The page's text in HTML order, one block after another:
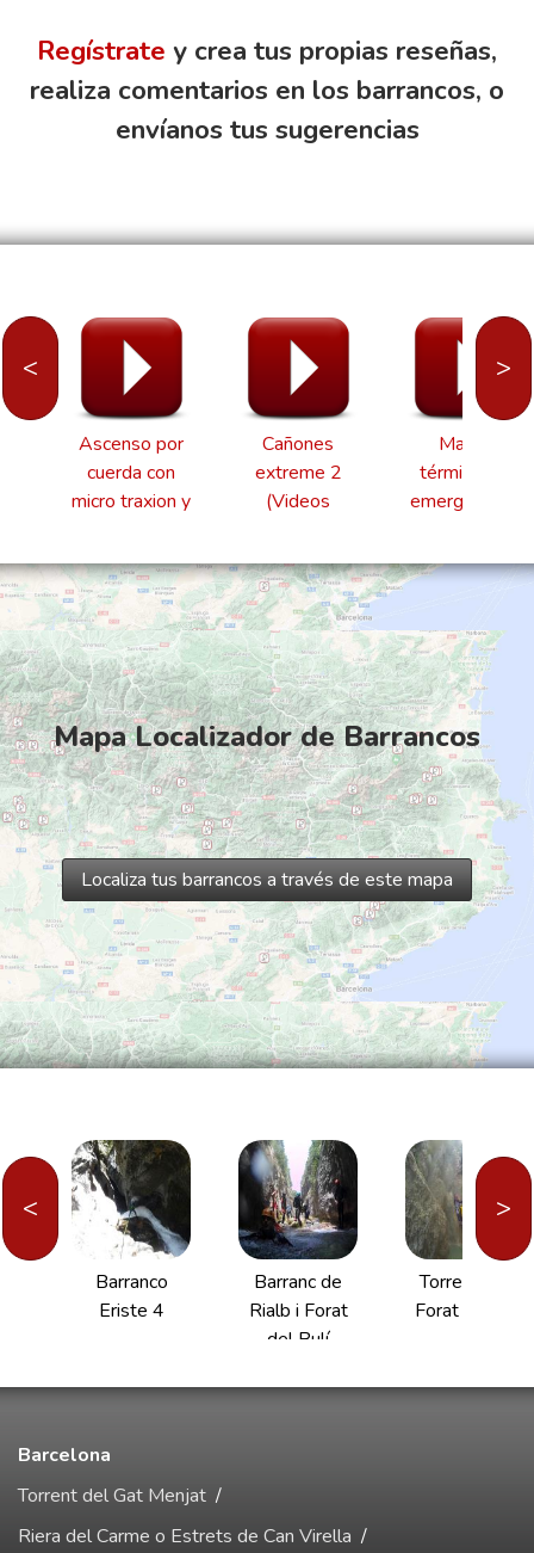
Regístrate y crea tus propias reseñas,
realiza comentarios en los barrancos, o
envíanos tus sugerencias
<
Ascenso por
cuerda con
micro traxion y
(Videos
Material)
Cañones
extreme 2
(Videos
Manta
térmica, de
emergencia o
(Videos
Material)
>
Mapa Localizador de Barrancos
Localiza tus barrancos a través de este mapa
<
Barranco
Eriste 4
Barranc de
Rialb i Forat
del Bulí
Torrent del
Forat Negre
>
Barcelona
Torrent del Gat Menjat /
Riera del Carme o Estrets de Can Virella /